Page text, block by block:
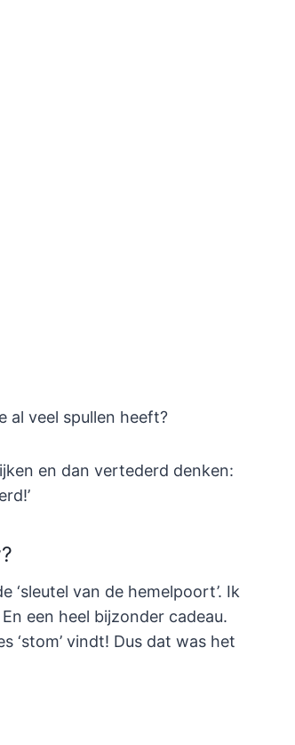
al veel spullen heeft?
en dan vertederd denken:
van de hemelpoort’. Ik
een heel bijzonder cadeau.
‘stom’ vindt! Dus dat was het